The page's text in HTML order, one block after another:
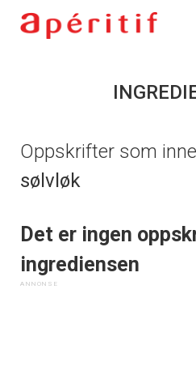
Oppskrifter som
sølvløk
Det er ingen
ingrediensen